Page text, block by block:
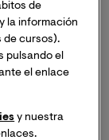
de
la información
de cursos).
pulsando el
el enlace
y nuestra